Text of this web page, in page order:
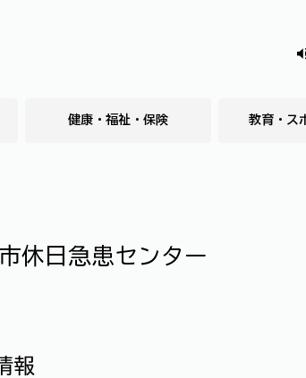
健康・福祉・保険 教育・ス
休日急患センター
報